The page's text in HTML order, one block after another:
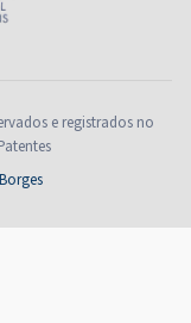
e registrados no